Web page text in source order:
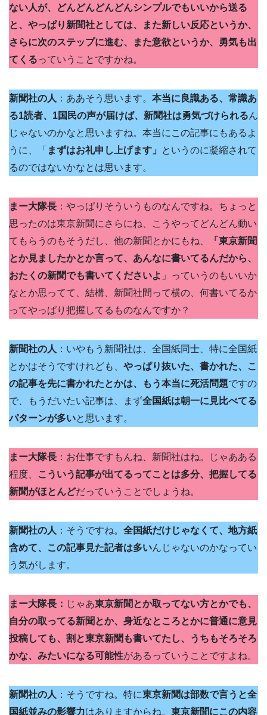
ない人が、どんどんどんどんシンプルでもいいから送る
と、やっぱり新聞社としては、また新しい反応というか、
さらに次のステップに進む、また意欲というか、勇気も出
てくるっていうことですかね。
新聞社の人 ：ああそう思います。 本当に良識ある、常識あ
る1読者、1国民の声が届けば、新聞社は勇気づけられるん
じゃないのかなと思いますね。本当にこの記事にもあるよ
うに、「 まずはお礼申し上げます」 というのに凝縮されて
るのではないかなとは思います。
まー大隊長 ：やっぱりそういうものなんですね。ちょっと
思ったのは東京新聞にさらにね、こうやってどんどん動い
てもらうのもそうだし、他の新聞とかにもね、
「東京新聞
とか見ましたかとか言って、あんなに書いてるんだから、
おたくの新聞でも書いてくださいよ 」っていうのもいいか
なとか思ってて、結構、新聞社間って横の、何書いてるか
ってやっぱり把握してるものなんですか？
新聞社の人 ：いやもう新聞社は、全国紙同士、特に全国紙
とかはそうですけれども、 やっぱり抜いた、書かれた、こ
の記事を先に書かれたとかは、もう本当に死活問題ですの
で、もうだいたい記事は、まず全国紙は朝一に見比べてる
パターンが多いと思います。
まー大隊長 ：お仕事ですもんね、新聞社はね。じゃあある
程度、
こういう記事が出てるってことは多分、把握してる
新聞がほとんどだっていうことでしょうね。
新聞社の人 ：そうですね。 全国紙だけじゃなくて、地方紙
含めて、この記事見た記者は多いんじゃないのかなってい
う気がします。
まー大隊長： じゃあ東京新聞とか取ってない方とかでも、
自分の取ってる新聞とか、身近なところとかに普通に意見
投稿しても、割と東京新聞も書いてたし、うちもそろそろ
かな、みたいになる可能性があるっていうことですよね。
新聞社の人 ：そうですね。特に東京新聞は部数で言うと全
国紙並みの影響力はありますからね。 東京新聞にこの内容